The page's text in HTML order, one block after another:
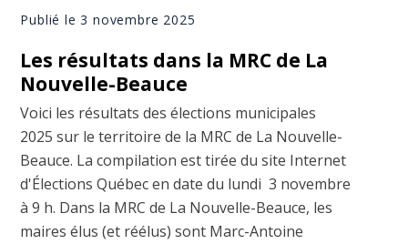
Publié le 3 novembre 2025
Les résultats dans la MRC de La
Nouvelle-Beauce
Voici les résultats des élections municipales
2025 sur le territoire de la MRC de La Nouvelle-
Beauce. La compilation est tirée du site Internet
d'Élections Québec en date du lundi 3 novembre
à 9 h. Dans la MRC de La Nouvelle-Beauce, les
maires élus (et réélus) sont Marc-Antoine